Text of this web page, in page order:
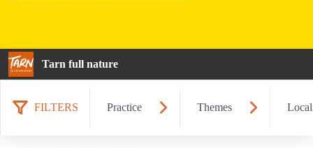
Tarn full nature
FILTERS Practice Themes